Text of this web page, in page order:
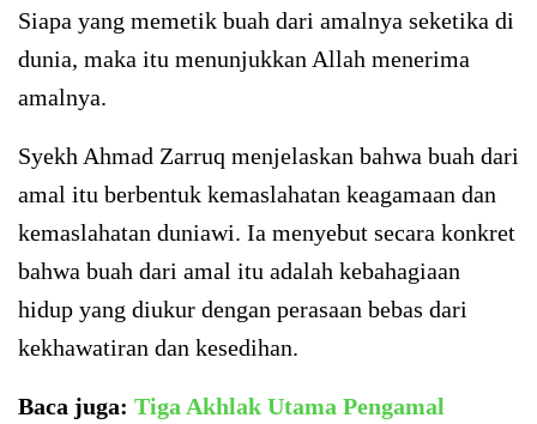
Siapa yang memetik buah dari amalnya seketika di
dunia, maka itu menunjukkan Allah menerima
amalnya.
Syekh Ahmad Zarruq menjelaskan bahwa buah dari
amal itu berbentuk kemaslahatan keagamaan dan
kemaslahatan duniawi. Ia menyebut secara konkret
bahwa buah dari amal itu adalah kebahagiaan
hidup yang diukur dengan perasaan bebas dari
kekhawatiran dan kesedihan.
Baca juga: Tiga Akhlak Utama Pengamal